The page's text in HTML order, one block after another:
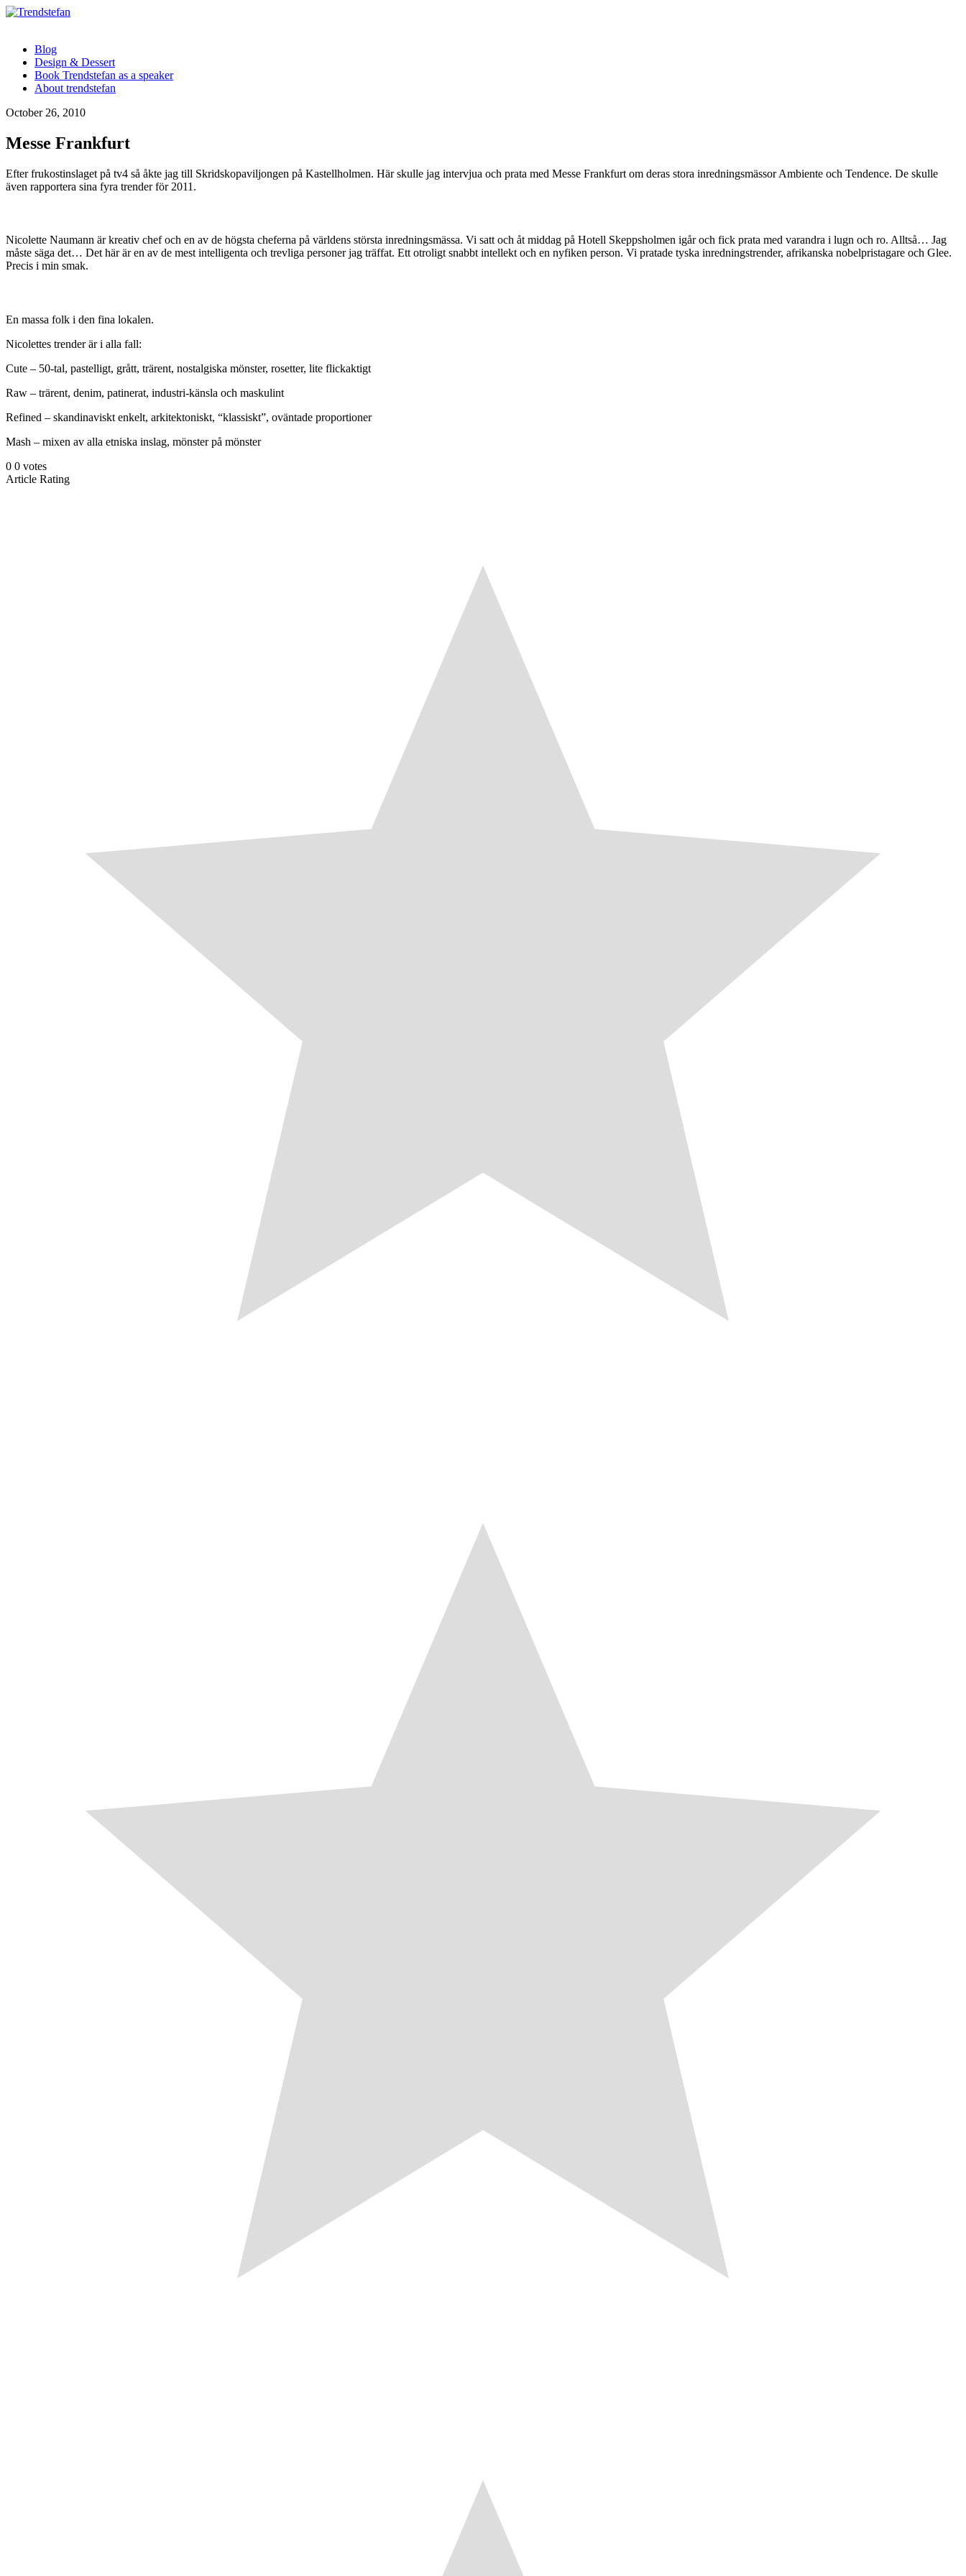
Blog
Design & Dessert
Book Trendstefan as a speaker
About trendstefan
October 26, 2010
Messe Frankfurt
Efter frukostinslaget på tv4 så åkte jag till Skridskopaviljongen på Kastellholmen. Här skulle jag intervjua och prata med Messe Frankfurt om deras stora inredningsmässor Ambiente och Tendence. De skulle
även rapportera sina fyra trender för 2011.
Nicolette Naumann är kreativ chef och en av de högsta cheferna på världens största inredningsmässa. Vi satt och åt middag på Hotell Skeppsholmen igår och fick prata med varandra i lugn och ro. Alltså… Jag
måste säga det… Det här är en av de mest intelligenta och trevliga personer jag träffat. Ett otroligt snabbt intellekt och en nyfiken person. Vi pratade tyska inredningstrender, afrikanska nobelpristagare och Glee.
Precis i min smak.
En massa folk i den fina lokalen.
Nicolettes trender är i alla fall:
Cute – 50-tal, pastelligt, grått, trärent, nostalgiska mönster, rosetter, lite flickaktigt
Raw – trärent, denim, patinerat, industri-känsla och maskulint
Refined – skandinaviskt enkelt, arkitektoniskt, “klassiskt”, oväntade proportioner
Mash – mixen av alla etniska inslag, mönster på mönster
0 0 votes
Article Rating